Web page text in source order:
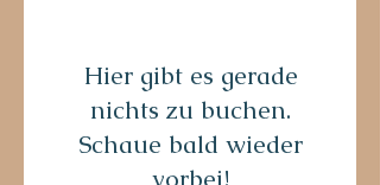
Hier gibt es gerade
nichts zu buchen.
Schaue bald wieder
vorbei!